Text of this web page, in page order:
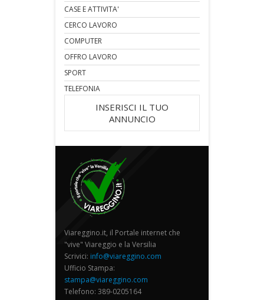
CASE E ATTIVITA'
CERCO LAVORO
COMPUTER
OFFRO LAVORO
SPORT
TELEFONIA
INSERISCI IL TUO
ANNUNCIO
Viareggino.it, il Portale internet che
"vive" Viareggio e la Versilia
Scrivici: info@viareggino.com
Ufficio Stampa:
stampa@viareggino.com
Telefono: 389-0205164